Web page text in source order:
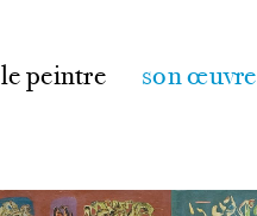
le peintre son œuvre